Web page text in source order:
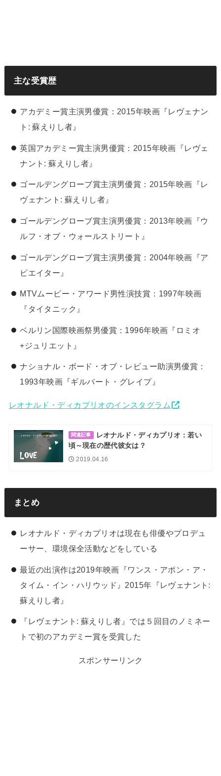
主な受賞歴
アカデミー賞主演男優賞：2015年映画『レヴェナン
ト: 蘇えりし者』
英国アカデミー賞主演男優賞：2015年映画『レヴェ
ナント: 蘇えりし者』
ゴールデングローブ賞主演男優賞：2015年映画『レ
ヴェナント: 蘇えりし者』
ゴールデングローブ賞主演男優賞：2013年映画『ウ
ルフ・オブ・ウォールストリート』
ゴールデングローブ賞主演男優賞：2004年映画『ア
ビエイター』
MTVムービー・アワード男性演技賞：1997年映画
『タイタニック』
ベルリン国際映画祭男優賞：1996年映画『ロミオ
+ジュリエット』
ナショナル・ボード・オブ・レビュー助演男優賞：
1993年映画『ギルバート・グレイプ』
レオナルド・ディカプリオのインスタグラム
関連記事
レオナルド・ディカプリオ：若い
頃～現在の歴代彼女は？
2019.04.16
まとめ
レオナルド・ディカプリオは現在も俳優やプロデュ
ーサー、環境保全活動などをしている
最近の出演作は2019年映画『ワンス・アポン・ア・
タイム・イン・ハリウッド』2015年『レヴェナント:
蘇えりし者』
『レヴェナント: 蘇えりし者』では５回目のノミネー
トで初のアカデミー賞を受賞した
スポンサーリンク